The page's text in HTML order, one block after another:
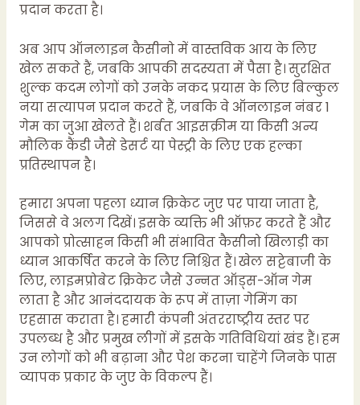
प्रदान करता है।
अब आप ऑनलाइन कैसीनो में वास्तविक आय के लिए
खेल सकते हैं, जबकि आपकी सदस्यता में पैसा है। सुरक्षित
शुल्क कदम लोगों को उनके नकद प्रयास के लिए बिल्कुल
नया सत्यापन प्रदान करते हैं, जबकि वे ऑनलाइन नंबर 1
गेम का जुआ खेलते हैं। शर्बत आइसक्रीम या किसी अन्य
मौलिक कैंडी जैसे डेसर्ट या पेस्ट्री के लिए एक हल्का
प्रतिस्थापन है।
हमारा अपना पहला ध्यान क्रिकेट जुए पर पाया जाता है,
जिससे वे अलग दिखें। इसके व्यक्ति भी ऑफ़र करते हैं और
आपको प्रोत्साहन किसी भी संभावित कैसीनो खिलाड़ी का
ध्यान आकर्षित करने के लिए निश्चित हैं। खेल सट्टेबाजी के
लिए, लाइमप्रोबेट क्रिकेट जैसे उन्नत ऑड्स-ऑन गेम
लाता है और आनंददायक के रूप में ताज़ा गेमिंग का
एहसास कराता है। हमारी कंपनी अंतरराष्ट्रीय स्तर पर
उपलब्ध है और प्रमुख लीगों में इसके गतिविधियां खंड हैं। हम
उन लोगों को भी बढ़ाना और पेश करना चाहेंगे जिनके पास
व्यापक प्रकार के जुए के विकल्प हैं।